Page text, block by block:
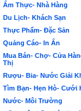
Ẩm Thực- Nhà Hàng
Du Lịch- Khách Sạn
Thực Phẩm- Đặc Sản
Quảng Cáo- In Ấn
Mua Bán- Chợ- Cửa
Thị
Rượu- Bia- Nước Giải
Tìm Bạn- Hẹn Hò- Cưới
Nước- Môi Trường